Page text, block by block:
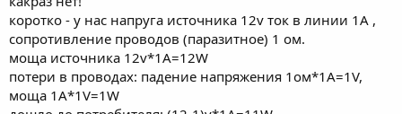
коротко - у нас напруга источника 12v ток в линии 1A ,
сопротивление проводов (паразитное) 1 ом.
моща источника 12v*1A=12W
потери в проводах: падение напряжения 1ом*1А=1V,
моща 1А*1V=1W